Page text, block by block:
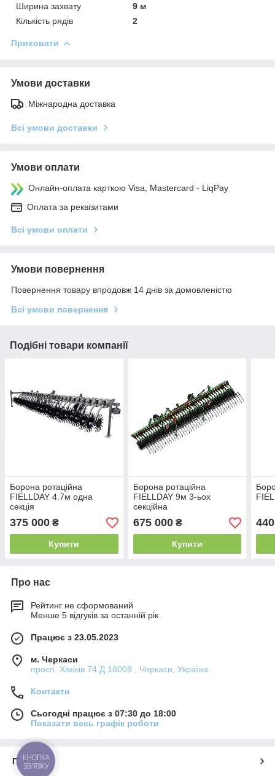
Ширина захвату
9 м
Кількість рядів
2
Приховати
Умови доставки
Міжнародна доставка
Всі умови доставки
Умови оплати
Онлайн-оплата карткою Visa, Mastercard - LiqPay
Оплата за реквізитами
Всі умови оплати
Умови повернення
Повернення товару впродовж 14 днів за домовленістю
Всі умови повернення
Подібні товари компанії
Борона ротаційна
FIELLDAY 4.7м одна
секція
375 000 ₴
Купити
Борона ротаційна
FIELLDAY 9м 3-ьох
секційна
675 000₴
Купити
Про нас
Рейтинг не сформований
Менше 5 відгуків за останній рік
Працює з 23.05.2023
м. Черкаси
просп. Хіміків 74 Д 18008 , Черкаси, Україна
Контакти
Сьогодні працює з 07:30 до 18:00
Показати весь графік роботи
Про нас
КНОПКА
ЗВ'ЯЗКУ